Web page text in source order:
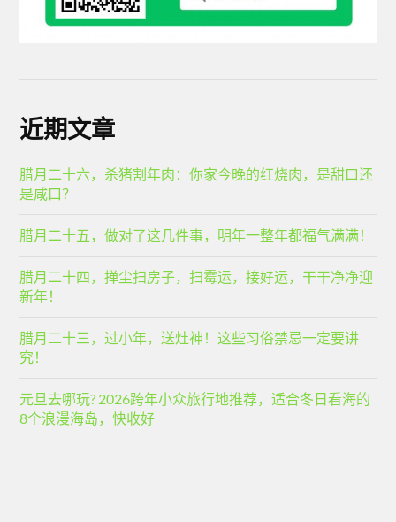
近期文章
腊月二十六，杀猪割年肉：你家今晚的红烧肉，是甜口还
是咸口？
腊月二十五，做对了这几件事，明年一整年都福气满满！
腊月二十四，掸尘扫房子，扫霉运，接好运，干干净净迎
新年！
腊月二十三，过小年，送灶神！这些习俗禁忌一定要讲
究！
元旦去哪玩? 2026跨年小众旅行地推荐，适合冬日看海的
8个浪漫海岛，快收好